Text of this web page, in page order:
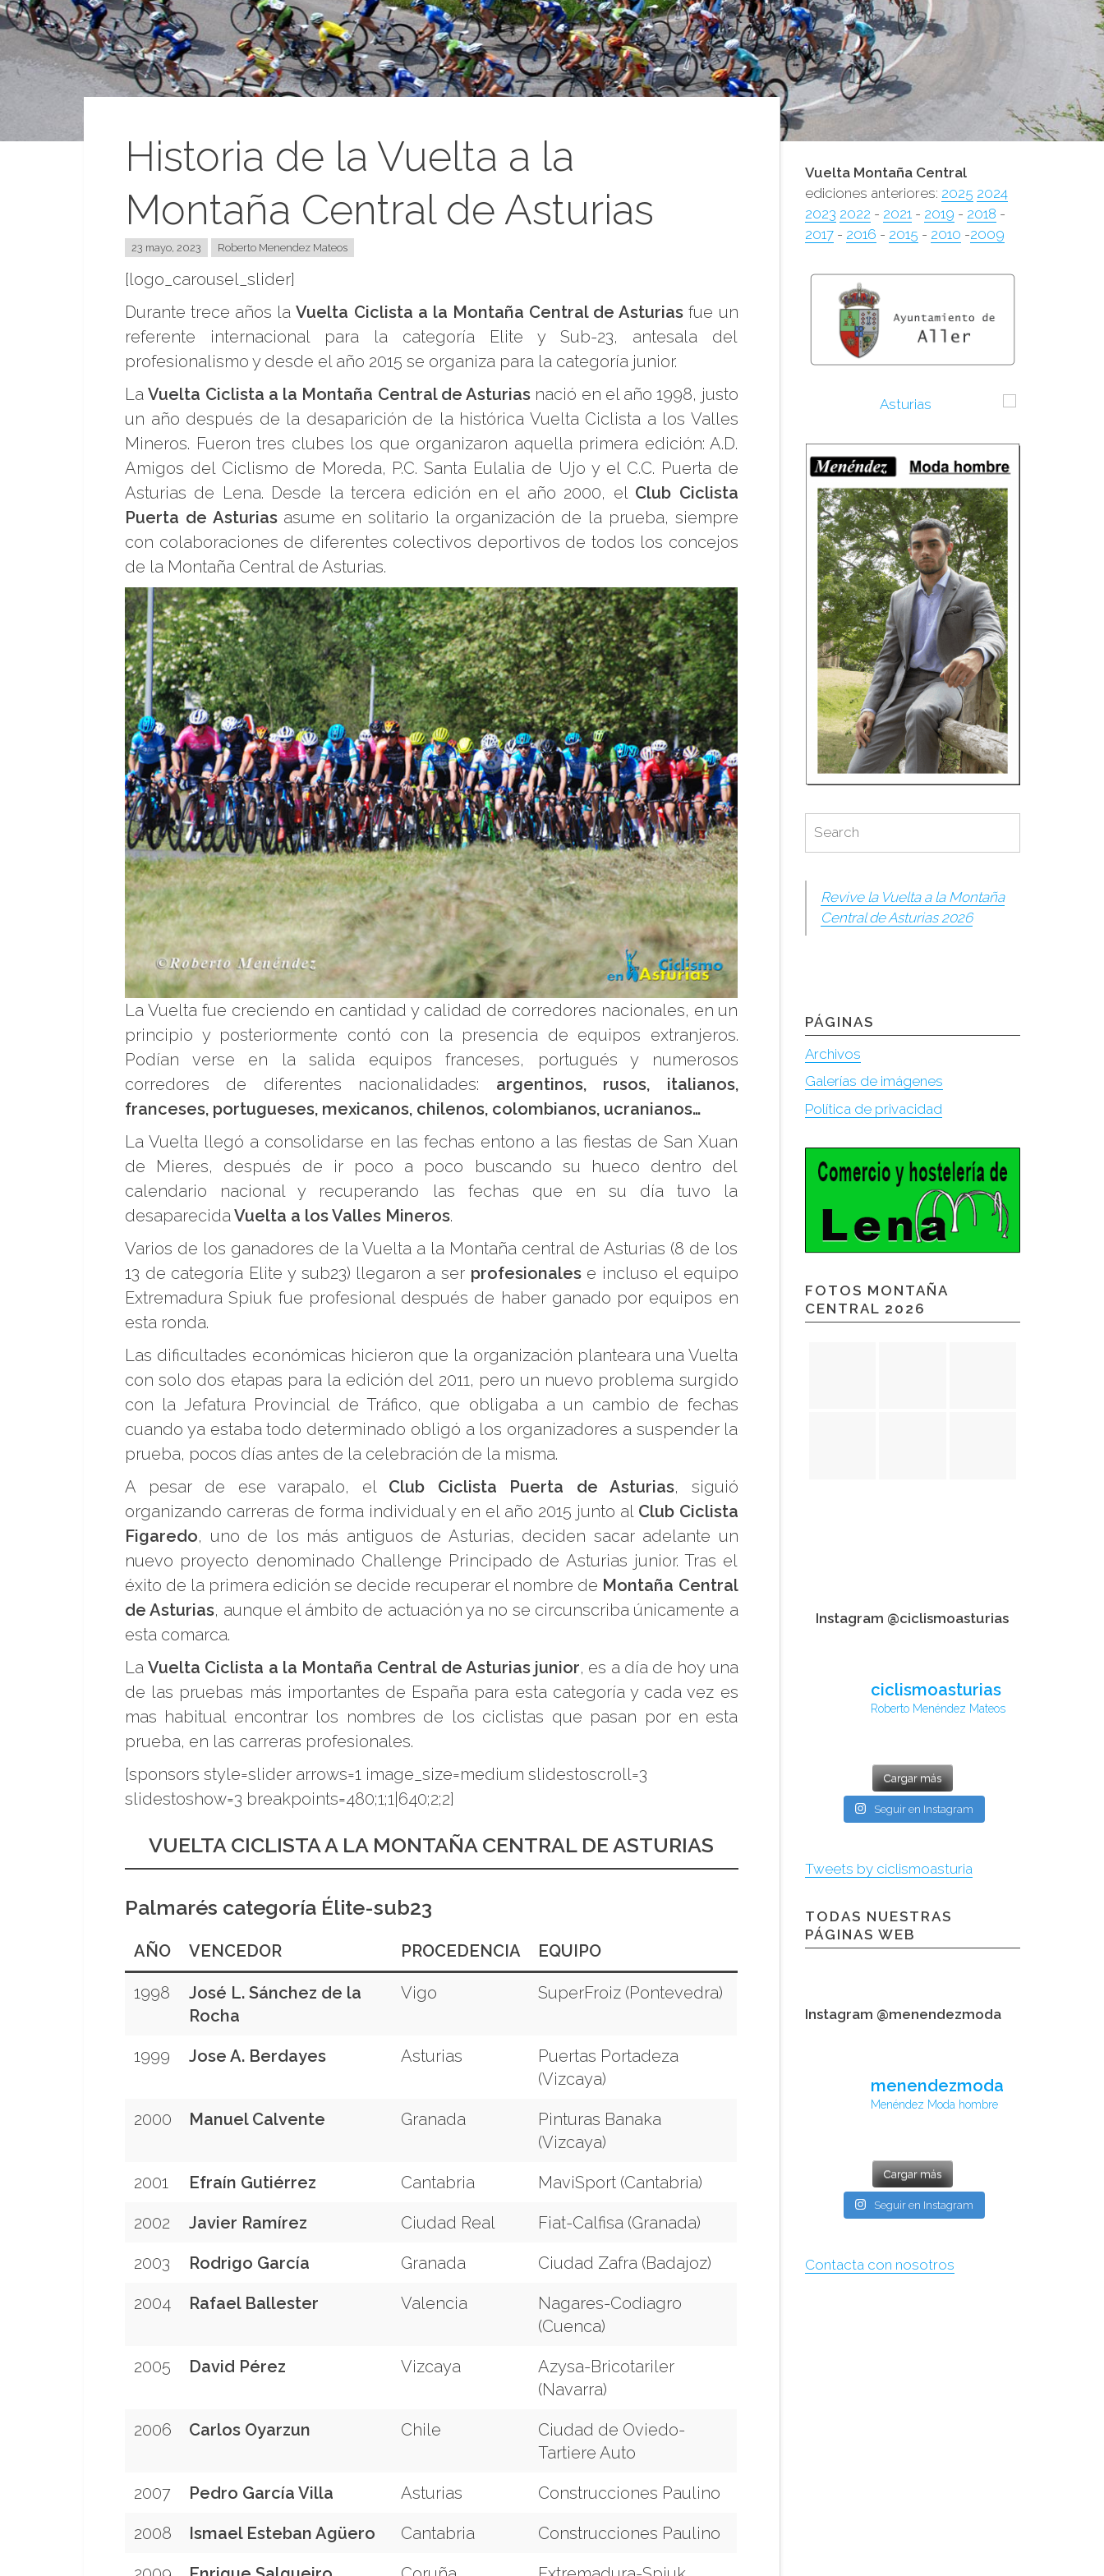
Historia de la Vuelta a la
Montaña Central de Asturias
23 mayo, 2023 Roberto Menendez Mateos
[logo_carousel_slider]
Durante trece años laVuelta Ciclista a la Montaña Central de Asturias fue un
referente internacional para la categoría Elite y Sub-23, antesala del
profesionalismo y desde el año 2015 se organiza para la categoría junior.
LaVuelta Ciclista a la Montaña Central de Asturias nació en el año 1998, justo
un año después de la desaparición de la histórica Vuelta Ciclista a los Valles
Mineros. Fueron tres clubes los que organizaron aquella primera edición: A.D.
Amigos del Ciclismo de Moreda, P.C. Santa Eulalia de Ujo y el C.C. Puerta de
Asturias de Lena. Desde la tercera edición en el año 2000, el Club Ciclista
Puerta de Asturiasasume en solitario la organización de la prueba, siempre
con colaboraciones de diferentes colectivos deportivos de todos los concejos
de la Montaña Central de Asturias.
La Vuelta fue creciendo en cantidad y calidad de corredores nacionales, en un
principio y posteriormente contó con la presencia de equipos extranjeros.
Podían verse en la salida equipos franceses, portugués y numerosos
corredores de diferentes nacionalidades: argentinos, rusos, italianos,
franceses, portugueses, mexicanos, chilenos, colombianos, ucranianos…
La Vuelta llegó a consolidarse en las fechas entono a las fiestas de San Xuan
de Mieres, después de ir poco a poco buscando su hueco dentro del
calendario nacional y recuperando las fechas que en su día tuvo la
desaparecidaVuelta a los Valles Mineros.
Varios de los ganadores de la Vuelta a la Montaña central de Asturias (8 de los
13 de categoría Elite y sub23) llegaron a ser profesionalese incluso el equipo
Extremadura Spiuk fue profesional después de haber ganado por equipos en
esta ronda.
Las dificultades económicas hicieron que la organización planteara una Vuelta
con solo dos etapas para la edición del 2011, pero un nuevo problema surgido
con la Jefatura Provincial de Tráfico, que obligaba a un cambio de fechas
cuando ya estaba todo determinado obligó a los organizadores a suspender la
prueba, pocos días antes de la celebración de la misma.
A pesar de ese varapalo, el Club Ciclista Puerta de Asturias, siguió
organizando carreras de forma individual y en el año 2015 junto al Club Ciclista
Figaredo, uno de los más antiguos de Asturias, deciden sacar adelante un
nuevo proyecto denominado Challenge Principado de Asturias junior. Tras el
éxito de la primera edición se decide recuperar el nombre de Montaña Central
de Asturias, aunque el ámbito de actuación ya no se circunscriba únicamente a
esta comarca.
LaVuelta Ciclista a la Montaña Central de Asturias junior, es a día de hoy una
de las pruebas más importantes de España para esta categoría y cada vez es
mas habitual encontrar los nombres de los ciclistas que pasan por en esta
prueba, en las carreras profesionales.
[sponsors style=slider arrows=1 image_size=medium slidestoscroll=3
slidestoshow=3 breakpoints=480;1;1|640;2;2]
VUELTA CICLISTA A LA MONTAÑA CENTRAL DE ASTURIAS
Palmarés categoría Élite-sub23
AÑO VENCEDOR PROCEDENCIA EQUIPO
1998
José L. Sánchez de la
Rocha
Vigo SuperFroiz (Pontevedra)
1999 Jose A. Berdayes Asturias
Puertas Portadeza
(Vizcaya)
2000 Manuel Calvente Granada
Pinturas Banaka
(Vizcaya)
2001 Efraín Gutiérrez Cantabria MaviSport (Cantabria)
2002 Javier Ramírez Ciudad Real Fiat-Calfisa (Granada)
2003 Rodrigo García Granada Ciudad Zafra (Badajoz)
2004 Rafael Ballester Valencia
Nagares-Codiagro
(Cuenca)
2005 David Pérez Vizcaya
Azysa-Bricotariler
(Navarra)
2006 Carlos Oyarzun Chile
Ciudad de Oviedo-
Tartiere Auto
2007 Pedro García Villa Asturias Construcciones Paulino
2008 Ismael Esteban Agüero Cantabria Construcciones Paulino
Vuelta Montaña Central
ediciones anteriores: 2025 2024
2023 2022 - 2021 - 2019 - 2018 -
2017- 2016 - 2015 - 2010 -2009
for:
Search
Revive la Vuelta a la Montaña
Central de Asturias 2026
PÁGINAS
Archivos
Galerías de imágenes
Política de privacidad
FOTOS MONTAÑA
CENTRAL 2026
Instagram @ciclismoasturias
ciclismoasturias
Roberto Menéndez Mateos
Cargar más
Seguir en Instagram
Tweets by ciclismoasturia
TODAS NUESTRAS
PÁGINAS WEB
Instagram @menendezmoda
menendezmoda
Menéndez Moda hombre
Cargar más
Seguir en Instagram
Contacta con nosotros